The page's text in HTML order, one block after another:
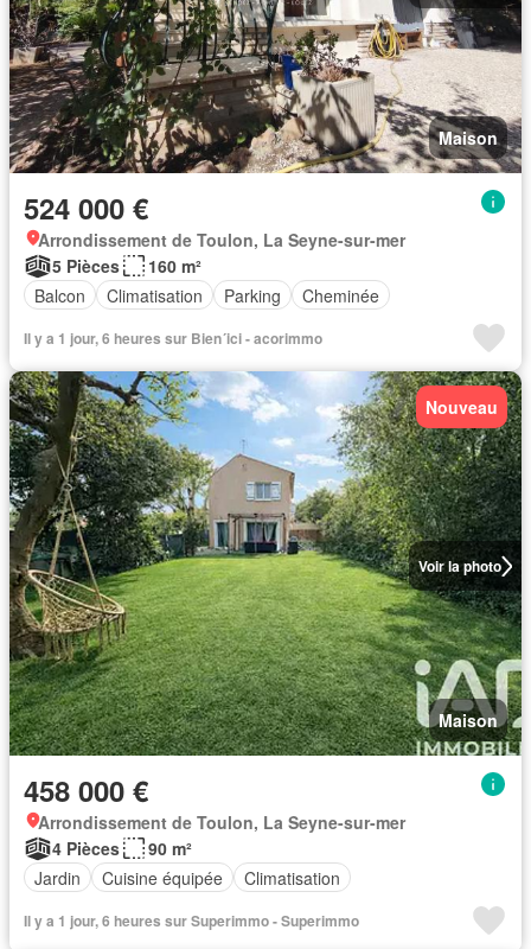
Maison
524 000 €
Arrondissement de Toulon, La Seyne-sur-mer
5 Pièces
160 m²
Balcon
Climatisation Parking Cheminée
Il y a 1 jour, 6 heures sur Bien´ici - acorimmo
Voir la photo
Nouveau
Maison
458 000 €
Arrondissement de Toulon, La Seyne-sur-mer
4 Pièces
90 m²
Jardin
Cuisine équipée Climatisation
Il y a 1 jour, 6 heures sur Superimmo - Superimmo